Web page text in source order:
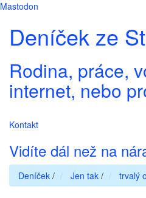
Mastodon
Deníček ze
Rodina, práce,
internet, nebo
Kontakt
Vidíte dál než na
Deníček / Jen tak / trvalý